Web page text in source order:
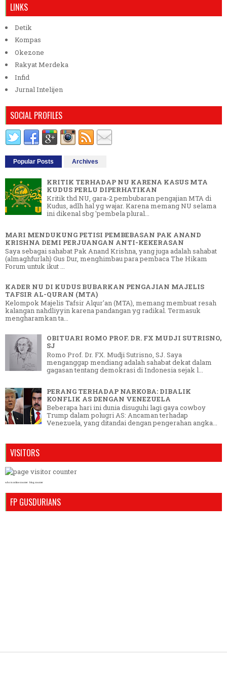
LINKS
Detik
Kompas
Okezone
Rakyat Merdeka
Infid
Jurnal Intelijen
SOCIAL PROFILES
Popular Posts Archives
KRITIK TERHADAP NU KARENA KASUS MTA
KUDUS PERLU DIPERHATIKAN
Kritik thd NU, gara-2 pembubaran pengajian MTA di
Kudus, adlh hal yg wajar. Karena memang NU selama
ini dikenal sbg 'pembela plural...
MARI MENDUKUNG PETISI PEMBEBASAN PAK ANAND
KRISHNA DEMI PERJUANGAN ANTI-KEKERASAN
Saya sebagai sahabat Pak Anand Krishna, yang juga adalah sahabat
(almaghfurlah) Gus Dur, menghimbau para pembaca The Hikam
Forum untuk ikut ...
KADER NU DI KUDUS BUBARKAN PENGAJIAN MAJELIS
TAFSIR AL-QURAN (MTA)
Kelompok Majelis Tafsir Alqur'an (MTA), memang membuat resah
kalangan nahdliyyin karena pandangan yg radikal. Termasuk
mengharamkan ta...
OBITUARI ROMO PROF. DR. FX MUDJI SUTRISNO,
SJ
Romo Prof. Dr. FX. Mudji Sutrisno, SJ. Saya
menganggap mendiang adalah sahabat dekat dalam
gagasan tentang demokrasi di Indonesia sejak l...
PERANG TERHADAP NARKOBA: DIBALIK
KONFLIK AS DENGAN VENEZUELA
Beberapa hari ini dunia disuguhi lagi gaya cowboy
Trump dalam polugri AS: Ancaman terhadap
Venezuela, yang ditandai dengan pengerahan angka...
VISITORS
who is online counter blog counter
FP GUSDURIANS